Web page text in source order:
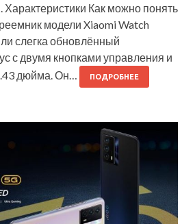
Характеристики Как можно понять
модели Xiaomi Watch
слегка обновлённый
с двумя кнопками управления и
дюйма. Он…
ПОДРОБНЕЕ